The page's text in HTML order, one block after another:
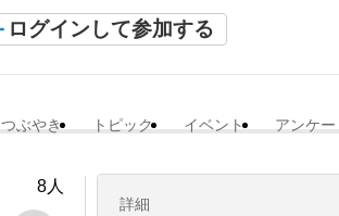
ログインして参加する
つぶやき トピック イベント アンケー
詳細
8人